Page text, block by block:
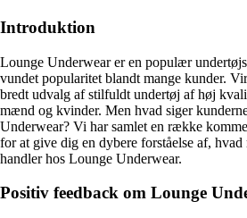
Introduktion
Lounge Underwear er en populær
vundet popularitet blandt mange kunder.
bredt udvalg af stilfuldt undertøj af høj
mænd og kvinder. Men hvad siger
Underwear? Vi har samlet en række
for at give dig en dybere forståelse af,
handler hos Lounge Underwear.
Positiv feedback om Lounge